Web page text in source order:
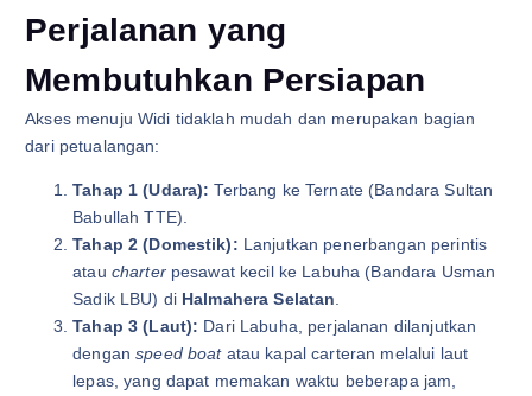
Perjalanan yang
Membutuhkan Persiapan
Akses menuju Widi tidaklah mudah dan merupakan bagian
dari petualangan:
Tahap 1 (Udara): Terbang ke Ternate (Bandara Sultan
Babullah TTE).
Tahap 2 (Domestik): Lanjutkan penerbangan perintis
atau charterpesawat kecil ke Labuha (Bandara Usman
Sadik LBU) di Halmahera Selatan
Tahap 3 (Laut): Dari Labuha, perjalanan dilanjutkan
denganspeed boatatau kapal carteran melalui laut
lepas, yang dapat memakan waktu beberapa jam,